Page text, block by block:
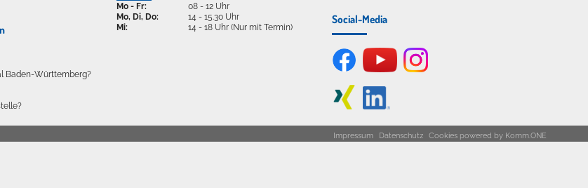
Baden-Württemberg?
Mo - Fr:
Mo, Di, Do:
Mi:
08 - 12 Uhr
14 - 15.30 Uhr
14 - 18 Uhr (Nur mit Termin)
Social-Media
Impressum Datenschutz Cookies powered by Komm.ONE